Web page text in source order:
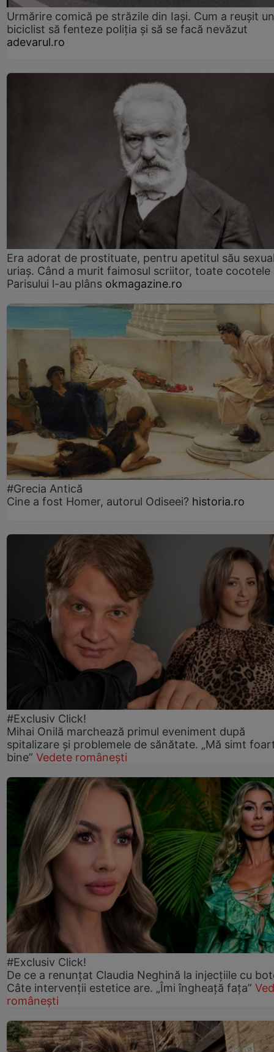
Urmărire comică pe străzile din Iași. Cum a reușit un
biciclist să fenteze poliția și să se facă nevăzut
adevarul.ro
Era adorat de prostituate, pentru apetitul său
uriaș. Când a murit faimosul scriitor, toate cocotele
Parisului l-au plâns okmagazine.ro
#Grecia Antică
Cine a fost Homer, autorul Odiseei? historia.ro
#Exclusiv Click!
Mihai Onilă marchează primul eveniment după
spitalizare și problemele de sănătate. „Mă simt
bine” Vedete românești
#Exclusiv Click!
De ce a renunțat Claudia Neghină la injecțiile cu
Câte intervenții estetice are. „Îmi îngheață fața”
românești